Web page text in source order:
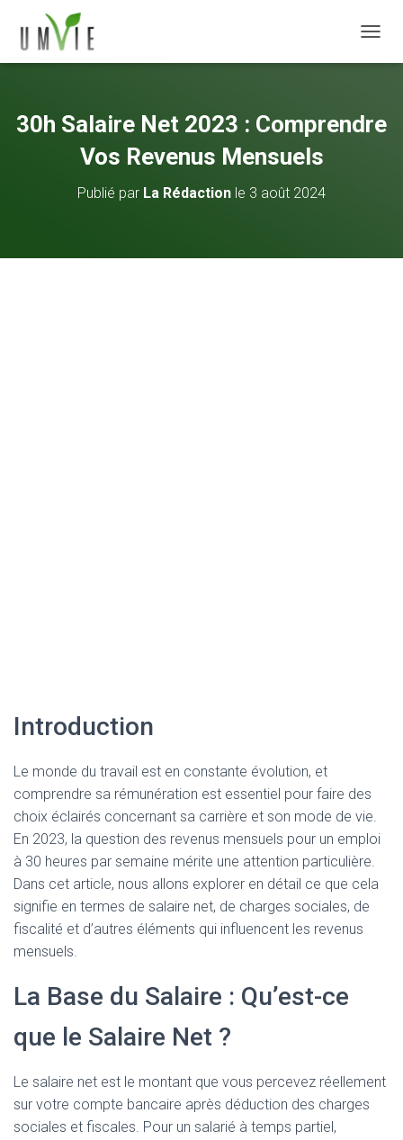
30h Salaire Net 2023 : Comprendre
Vos Revenus Mensuels
Publié par La Rédaction le 3 août 2024
Introduction
Le monde du travail est en constante évolution, et
comprendre sa rémunération est essentiel pour faire des
choix éclairés concernant sa carrière et son mode de vie.
En 2023, la question des revenus mensuels pour un emploi
à 30 heures par semaine mérite une attention particulière.
Dans cet article, nous allons explorer en détail ce que cela
signifie en termes de salaire net, de charges sociales, de
fiscalité et d’autres éléments qui influencent les revenus
mensuels.
La Base du Salaire : Qu’est-ce
que le Salaire Net ?
Le salaire net est le montant que vous percevez réellement
sur votre compte bancaire après déduction des charges
sociales et fiscales. Pour un salarié à temps partiel,